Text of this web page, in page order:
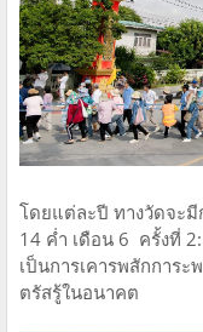
โดยแต่ละปี ทางวัดจะ
14 ค่ำ เดือน 6 ครั้งที่
เป็นการเคารพสักการ
ตรัสรู้ในอนาคต